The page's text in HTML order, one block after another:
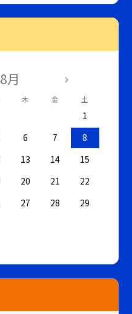
8月
木 金 土
1
6 7
8
13 14
15
20 21
22
27 28
29